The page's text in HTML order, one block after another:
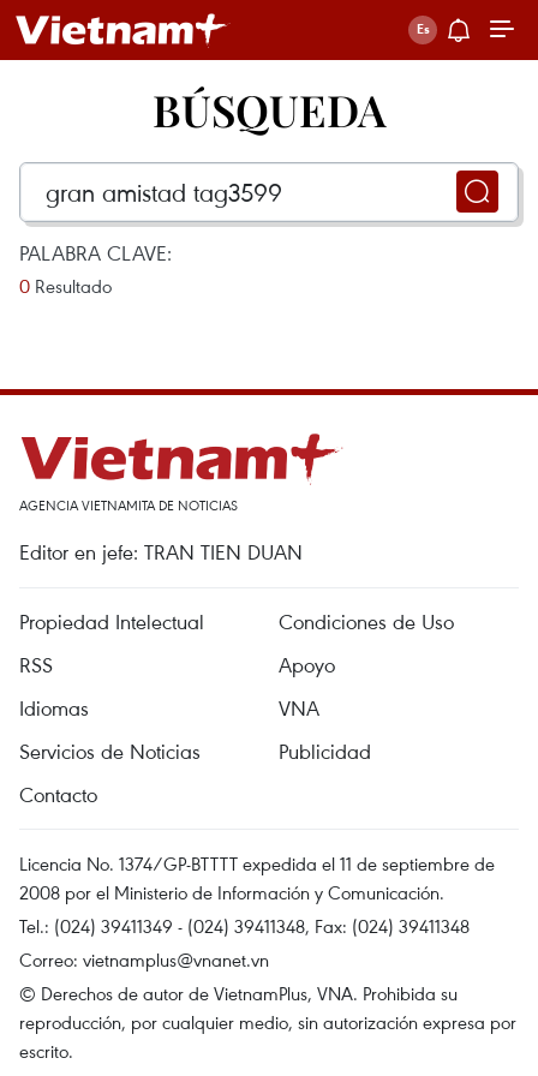
BÚSQUEDA
PALABRA CLAVE:
0 Resultado
AGENCIA VIETNAMITA DE NOTICIAS
Editor en jefe: TRAN TIEN DUAN
Propiedad Intelectual
Condiciones de Uso
RSS
Apoyo
Idiomas
VNA
Servicios de Noticias
Publicidad
Contacto
Licencia No. 1374/GP-BTTTT expedida el 11 de septiembre de
2008 por el Ministerio de Información y Comunicación.
Tel.: (024) 39411349 - (024) 39411348, Fax: (024) 39411348
Correo: vietnamplus@vnanet.vn
© Derechos de autor de VietnamPlus, VNA. Prohibida su
reproducción, por cualquier medio, sin autorización expresa por
escrito.